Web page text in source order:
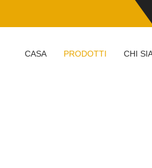
CASA PRODOTTI CHI